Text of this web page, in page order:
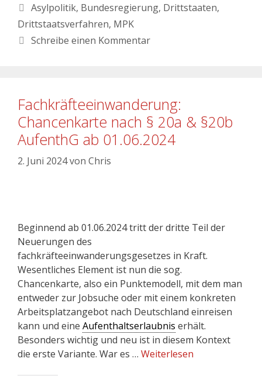
Asylpolitik, Bundesregierung, Drittstaaten,
Drittstaatsverfahren, MPK
Schreibe einen Kommentar
Fachkräfteeinwanderung:
Chancenkarte nach § 20a & §20b
AufenthG ab 01.06.2024
2. Juni 2024von Chris
Beginnend ab 01.06.2024 tritt der dritte Teil der
Neuerungen des
fachkräfteeinwanderungsgesetzes in Kraft.
Wesentliches Element ist nun die sog.
Chancenkarte, also ein Punktemodell, mit dem man
entweder zur Jobsuche oder mit einem konkreten
Arbeitsplatzangebot nach Deutschland einreisen
kann und eine Aufenthaltserlaubnis erhält.
Besonders wichtig und neu ist in diesem Kontext
die erste Variante. War es … Weiterlesen